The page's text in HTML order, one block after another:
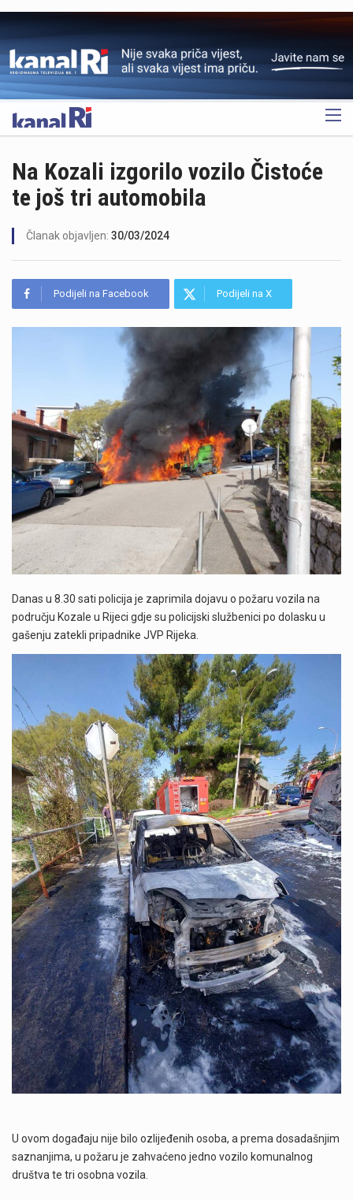
OGLAS
Na Kozali izgorilo vozilo Čistoće
te još tri automobila
Članak objavljen: 30/03/2024
Podijeli na Facebook Podijeli na X
Danas u 8.30 sati policija je zaprimila dojavu o požaru vozila na
području Kozale u Rijeci gdje su policijski službenici po dolasku u
gašenju zatekli pripadnike JVP Rijeka.
U ovom događaju nije bilo ozlijeđenih osoba, a prema dosadašnjim
saznanjima, u požaru je zahvaćeno jedno vozilo komunalnog
društva te tri osobna vozila.